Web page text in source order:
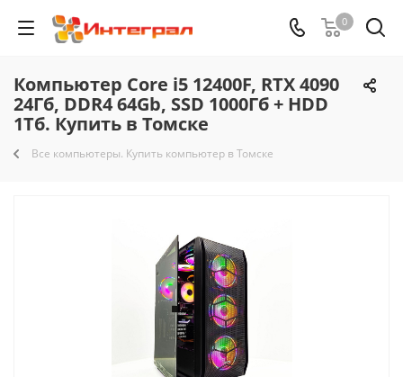
0
Компьютер Core i5 12400F, RTX 4090
24Гб, DDR4 64Gb, SSD 1000Гб + HDD
1Тб. Купить в Томске
Все компьютеры. Купить компьютер в Томске